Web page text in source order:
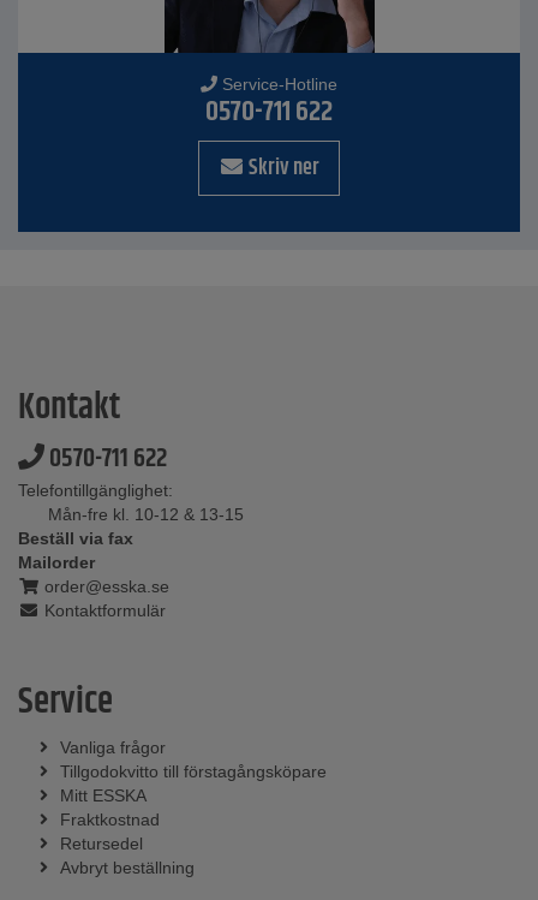
Service-Hotline
0570-711 622
Skriv ner
Kontakt
0570-711 622
Telefontillgänglighet:
Mån-fre kl. 10-12 & 13-15
Beställ via fax
Mailorder
order@esska.se
Kontaktformulär
Service
Vanliga frågor
Tillgodokvitto till förstagångsköpare
Mitt ESSKA
Fraktkostnad
Retursedel
Avbryt beställning